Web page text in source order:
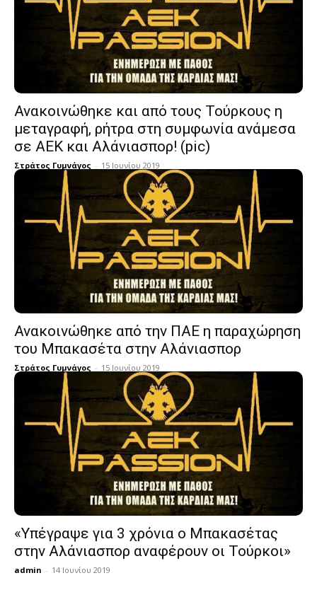
Ανακοινώθηκε και από τους Τούρκους η
μεταγραφή, ρήτρα στη συμφωνία ανάμεσα
σε ΑΕΚ και Αλάνιασπορ! (pic)
Στράτος Γυμνάγος - 15 Ιουνίου 2019
Ανακοινώθηκε από την ΠΑΕ η παραχώρηση
του Μπακασέτα στην Αλάνιασπορ
Στράτος Γυμνάγος - 15 Ιουνίου 2019
«Υπέγραψε για 3 χρόνια ο Μπακασέτας
στην Αλάνιασπορ αναφέρουν οι Τούρκοι»
admin - 14 Ιουνίου 2019